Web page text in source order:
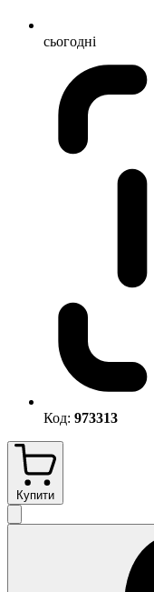
сьогодні
Код: 973313
Купити